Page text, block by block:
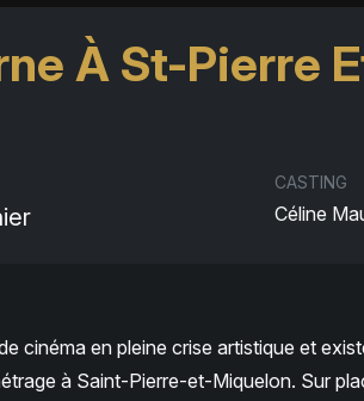
À St-Pierre
CASTING
Céline
cinéma en pleine crise artistique et
à Saint-Pierre-et-Miquelon. Sur